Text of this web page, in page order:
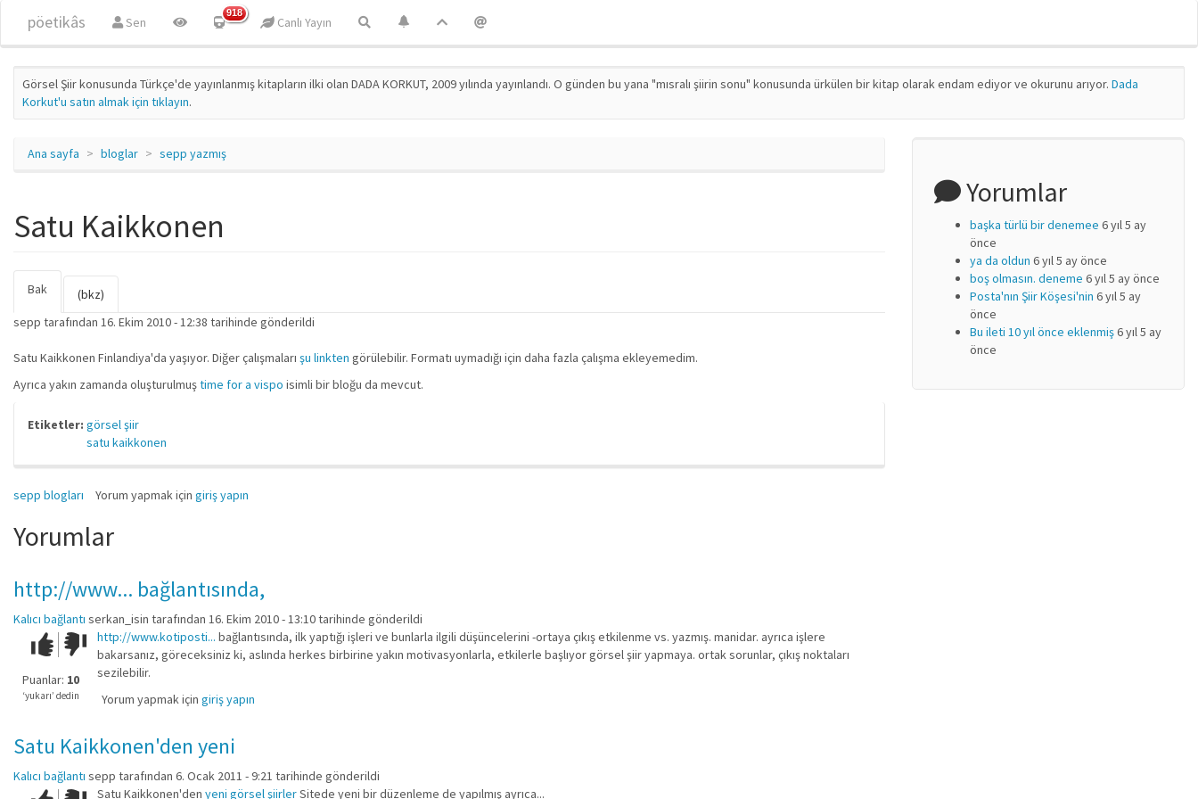
pöetikâs Sen
918
Canlı Yayın
Görsel Şiir konusunda Türkçe'de yayınlanmış kitapların ilki olan DADA KORKUT, 2009 yılında yayınlandı. O günden bu yana "mısralı şiirin sonu" konusunda ürkülen bir kitap olarak endam ediyor ve okurunu arıyor. Dada
Korkut'u satın almak için tıklayın.
Ana sayfa bloglar sepp yazmış
Satu Kaikkonen
Birincil sekmeler
Bak
sekme)
(bkz)
sepp tarafından 16. Ekim 2010 - 12:38 tarihinde gönderildi
Satu Kaikkonen Finlandiya'da yaşıyor. Diğer çalışmaları şu linkten görülebilir. Formatı uymadığı için daha fazla çalışma ekleyemedim.
Ayrıca yakın zamanda oluşturulmuştime for a vispo isimli bir bloğu da mevcut.
Etiketler: görsel şiir
satu kaikkonen
sepp blogları Yorum yapmak için giriş yapın
Yorumlar
http://www... bağlantısında,
Kalıcı bağlantı serkan_isin tarafından 16. Ekim 2010 - 13:10 tarihinde gönderildi
Çok iyi!O
kadar
iyi
değil!
Puanlar: 10
‘yukarı’ dedin
http://www.kotiposti... bağlantısında, ilk yaptığı işleri ve bunlarla ilgili düşüncelerini -ortaya çıkış etkilenme vs. yazmış. manidar. ayrıca işlere
bakarsanız, göreceksiniz ki, aslında herkes birbirine yakın motivasyonlarla, etkilerle başlıyor görsel şiir yapmaya. ortak sorunlar, çıkış noktaları
sezilebilir.
Yorum yapmak için giriş yapın
Satu Kaikkonen'den yeni
Kalıcı bağlantı sepp tarafından 6. Ocak 2011 - 9:21 tarihinde gönderildi
Satu Kaikkonen'den yeni görsel şiirlerSitede yeni bir düzenleme de yapılmış ayrıca...
Yorumlar
başka türlü bir denemee 6 yıl 5 ay
önce
ya da oldun 6 yıl 5 ay önce
boş olmasın. deneme 6 yıl 5 ay önce
Posta'nın Şiir Köşesi'nin 6 yıl 5 ay
önce
Bu ileti 10 yıl önce eklenmiş6 yıl 5 ay
önce